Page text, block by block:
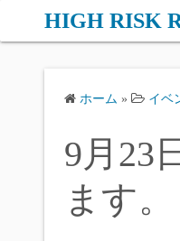
HIGH RISK
ホーム » イベ
9月23
ます。